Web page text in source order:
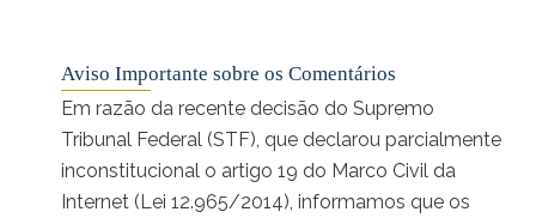
Aviso Importante sobre os Comentários
Em razão da recente decisão do Supremo
Tribunal Federal (STF), que declarou parcialmente
inconstitucional o artigo 19 do Marco Civil da
Internet (Lei 12.965/2014), informamos que os